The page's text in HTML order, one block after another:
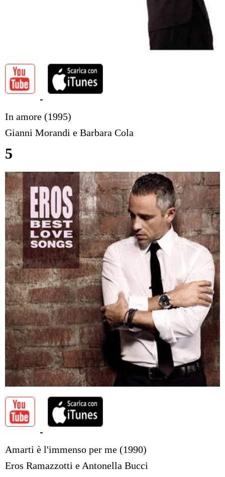
In amore (1995)
Gianni Morandi e Barbara Cola
5
Amarti è l'immenso per me (1990)
Eros Ramazzotti e Antonella Bucci